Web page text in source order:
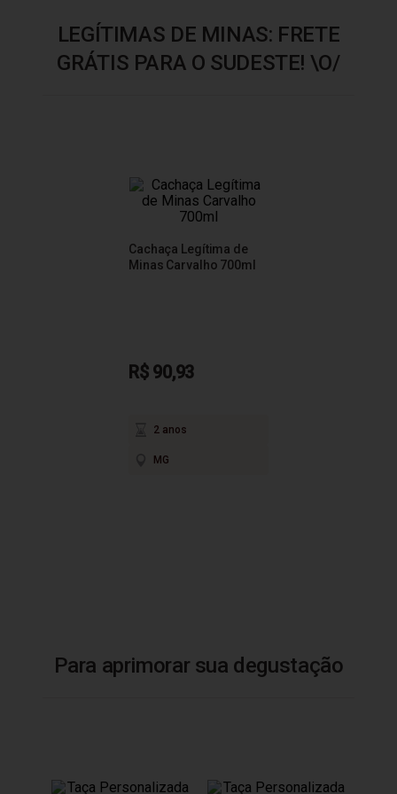
LEGÍTIMAS DE MINAS: FRETE
GRÁTIS PARA O SUDESTE! \O/
Cachaça Legítima de
Minas Carvalho 700ml
R$ 90,93
2 anos
MG
Para aprimorar sua degustação